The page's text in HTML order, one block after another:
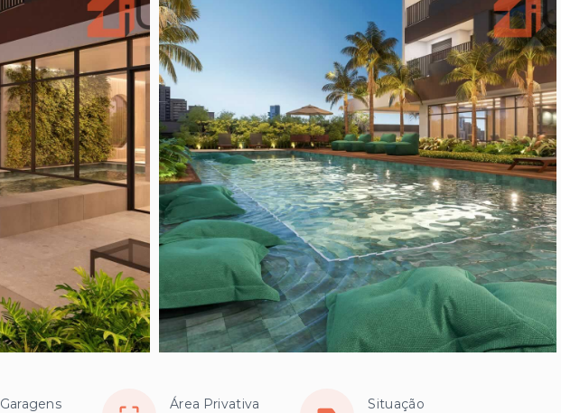
Garagens
Área Privativa
Situação